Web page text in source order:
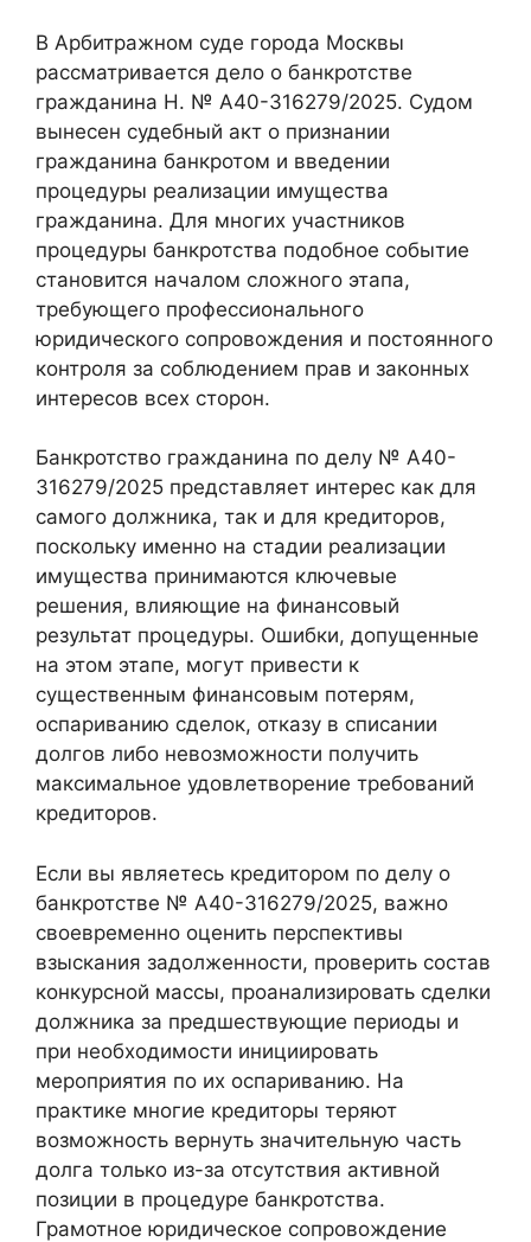
В Арбитражном суде города Москвы
рассматривается дело о банкротстве
гражданина Н. № А40-316279/2025. Судом
вынесен судебный акт о признании
гражданина банкротом и введении
процедуры реализации имущества
гражданина. Для многих участников
процедуры банкротства подобное событие
становится началом сложного этапа,
требующего профессионального
юридического сопровождения и постоянного
контроля за соблюдением прав и законных
интересов всех сторон.
Банкротство гражданина по делу № А40-
316279/2025 представляет интерес как для
самого должника, так и для кредиторов,
поскольку именно на стадии реализации
имущества принимаются ключевые
решения, влияющие на финансовый
результат процедуры. Ошибки, допущенные
на этом этапе, могут привести к
существенным финансовым потерям,
оспариванию сделок, отказу в списании
долгов либо невозможности получить
максимальное удовлетворение требований
кредиторов.
Если вы являетесь кредитором по делу о
банкротстве № А40-316279/2025, важно
своевременно оценить перспективы
взыскания задолженности, проверить состав
конкурсной массы, проанализировать сделки
должника за предшествующие периоды и
при необходимости инициировать
мероприятия по их оспариванию. На
практике многие кредиторы теряют
возможность вернуть значительную часть
долга только из-за отсутствия активной
позиции в процедуре банкротства.
Грамотное юридическое сопровождение